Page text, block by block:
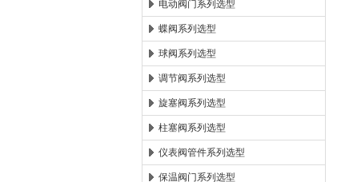
郑州森玛自控阀门有限
电动阀门系列选型
蝶阀系列选型
球阀系列选型
调节阀系列选型
旋塞阀系列选型
柱塞阀系列选型
仪表阀管件系列选型
保温阀门系列选型